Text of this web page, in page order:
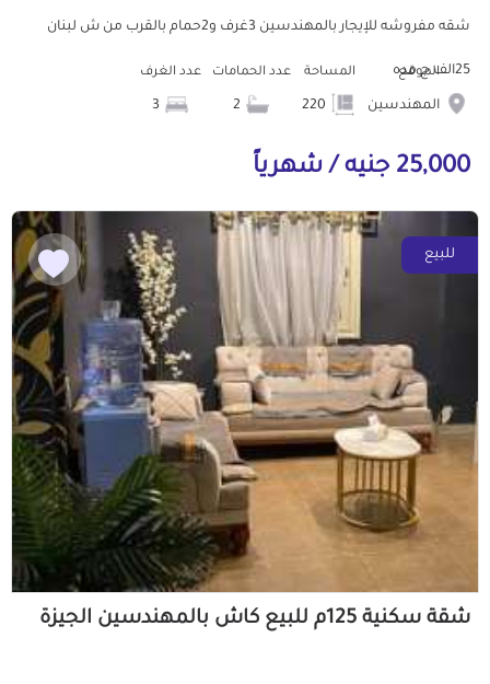
شقه مفروشه للإيجار بالمهندسين 3غرف و2حمام بالقرب من ش لبنان
25الف ج مده الموقع
المهندسين
المساحة عدد الحمامات عدد الغرف
25,000 جنيه / شهرياً
للبيع
شقة سكنية 125م للبيع كاش بالمهندسين الجيزة